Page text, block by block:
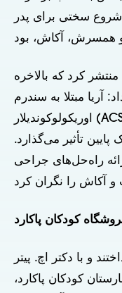
سختی برای پدر
کرد که بالاخره
آریا مبتلا به سندرم
اوریکولوکوندیلار (ACS) بود، یک بیماری ژنتیکی نادر که بر
تأثیر می‌گذارد.
راه‌حل‌های جراحی
کودکان پاکارد
و با دکتر اچ. پیتر
کودکان پاکارد،